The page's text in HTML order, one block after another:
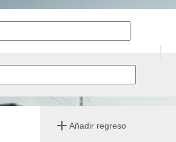
Añadir regreso